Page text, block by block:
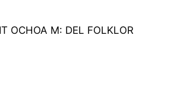
OCHOA M: DEL FOLKLOR